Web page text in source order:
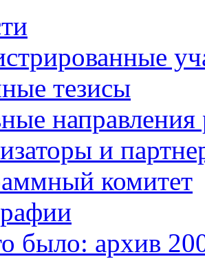
тезисы
направления
и
комитет
было: архив